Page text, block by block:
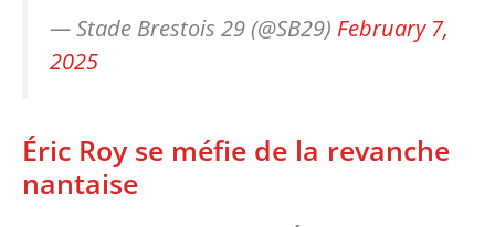
— Stade Brestois 29 (@SB29) February 7,
2025
Éric Roy se méfie de la revanche
nantaise